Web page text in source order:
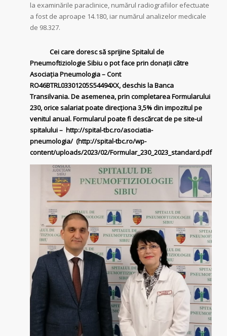
la examinările paraclinice, numărul radiografiilor efectuate
a fost de aproape 14.180, iar numărul analizelor medicale
de 98.327.
Cei care doresc să sprijine Spitalul de
Pneumoftiziologie Sibiu o pot face prin donații către
Asociația Pneumologia – Cont
RO46BTRL03301205S54494XX, deschis la Banca
Transilvania. De asemenea, prin completarea Formularului
230, orice salariat poate direcționa 3,5% din impozitul pe
venitul anual. Formularul poate fi descărcat de pe site-ul
spitalului – http://spital-tbc.ro/asociatia-
pneumologia/(http://spital-tbc.ro/wp-
content/uploads/2023/02/Formular_230_2023_standard.pdf